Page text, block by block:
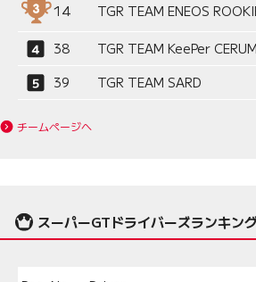
14 TGR TEAM ENEOS
38 TGR TEAM KeePer
39
TGR TEAM SARD
チームページへ
スーパーGTドライバーズランキン